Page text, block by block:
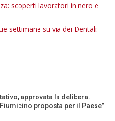
scoperti lavoratori in nero e
settimane su via dei Dentali:
approvata la delibera.
Fiumicino proposta per il Paese”